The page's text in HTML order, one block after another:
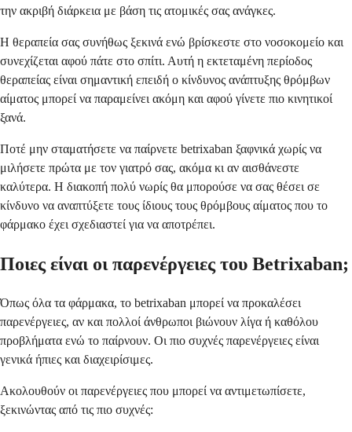
την ακριβή διάρκεια με βάση τις ατομικές σας ανάγκες.
Η θεραπεία σας συνήθως ξεκινά ενώ βρίσκεστε στο νοσοκομείο και
συνεχίζεται αφού πάτε στο σπίτι. Αυτή η εκτεταμένη περίοδος
θεραπείας είναι σημαντική επειδή ο κίνδυνος ανάπτυξης θρόμβων
αίματος μπορεί να παραμείνει ακόμη και αφού γίνετε πιο κινητικοί
ξανά.
Ποτέ μην σταματήσετε να παίρνετε betrixaban ξαφνικά χωρίς να
μιλήσετε πρώτα με τον γιατρό σας, ακόμα κι αν αισθάνεστε
καλύτερα. Η διακοπή πολύ νωρίς θα μπορούσε να σας θέσει σε
κίνδυνο να αναπτύξετε τους ίδιους τους θρόμβους αίματος που το
φάρμακο έχει σχεδιαστεί για να αποτρέπει.
Ποιες είναι οι παρενέργειες του Betrixaban;
Όπως όλα τα φάρμακα, το betrixaban μπορεί να προκαλέσει
παρενέργειες, αν και πολλοί άνθρωποι βιώνουν λίγα ή καθόλου
προβλήματα ενώ το παίρνουν. Οι πιο συχνές παρενέργειες είναι
γενικά ήπιες και διαχειρίσιμες.
Ακολουθούν οι παρενέργειες που μπορεί να αντιμετωπίσετε,
ξεκινώντας από τις πιο συχνές: